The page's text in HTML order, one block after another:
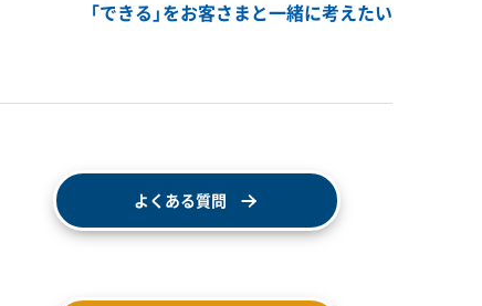
「できる」をお客さまと一緒に考えたい
よくある質問